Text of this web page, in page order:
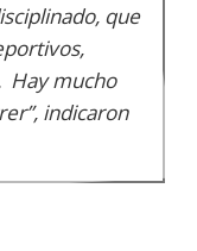
que
Hay mucho
indicaron